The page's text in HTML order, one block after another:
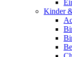
Kinder